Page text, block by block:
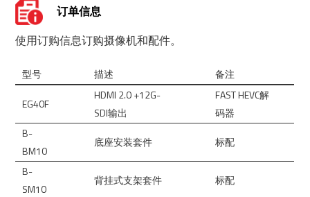
订单信息
使用订购信息订购摄像机和配件。
型号 描述 备注
EG40F
HDMI 2.0 +12G-
SDI输出
FAST HEVC解
码器
B-
BM10
底座安装套件
标配
B-
SM10
背挂式支架套件 标配